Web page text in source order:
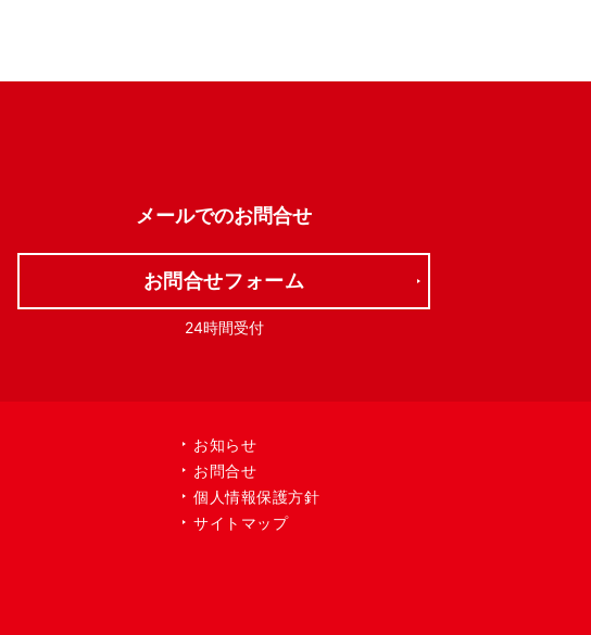
メールでのお問合せ
お問合せフォーム
24時間受付
お知らせ
お問合せ
個人情報保護方針
サイトマップ